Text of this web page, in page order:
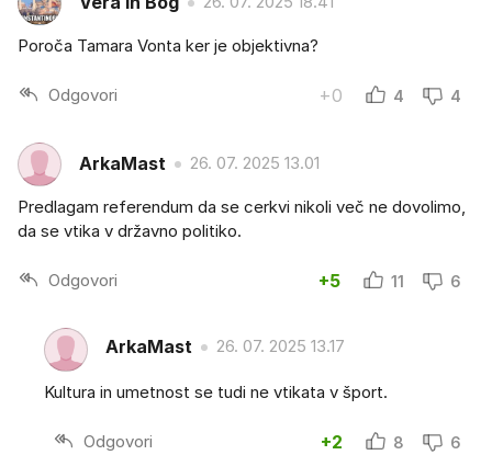
Poroča Tamara Vonta ker je objektivna?
Odgovori +0 4 4
ArkaMast 26. 07. 2025 13.01
Predlagam referendum da se cerkvi nikoli več ne dovolimo,
da se vtika v državno politiko.
Odgovori +5 11 6
ArkaMast 26. 07. 2025 13.17
Kultura in umetnost se tudi ne vtikata v šport.
Odgovori +2 8 6